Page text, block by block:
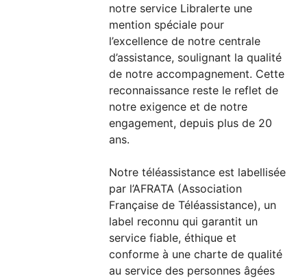
notre service Libralerte une
mention spéciale pour
l’excellence de notre centrale
d’assistance, soulignant la qualité
de notre accompagnement. Cette
reconnaissance reste le reflet de
notre exigence et de notre
engagement, depuis plus de 20
ans.
Notre téléassistance est labellisée
par l’AFRATA (Association
Française de Téléassistance), un
label reconnu qui garantit un
service fiable, éthique et
conforme à une charte de qualité
au service des personnes âgées